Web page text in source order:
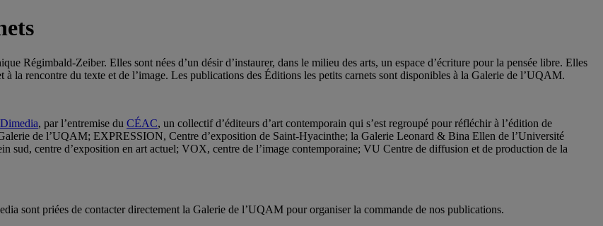
Régimbald-Zeiber. Elles sont nées d’un désir d’instaurer, dans le milieu des arts, un espace d’écriture pour la pensée libre. Elles
à la rencontre du texte et de l’image. Les publications des Éditions les petits carnets sont disponibles à la Galerie de l’UQAM.
, par l’entremise du CÉAC, un collectif d’éditeurs d’art contemporain qui s’est regroupé pour réfléchir à l’édition de
de l’UQAM; EXPRESSION, Centre d’exposition de Saint-Hyacinthe; la Galerie Leonard & Bina Ellen de l’Université
sud, centre d’exposition en art actuel; VOX, centre de l’image contemporaine; VU Centre de diffusion et de production de la
sont priées de contacter directement la Galerie de l’UQAM pour organiser la commande de nos publications.